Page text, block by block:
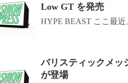
Low GT を発売
HYPE BEAST ここ最
バリスティックメッ
が登場